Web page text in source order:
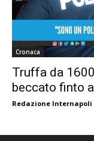
Cronaca
Truffa da
beccato finto
Redazione Internapoli